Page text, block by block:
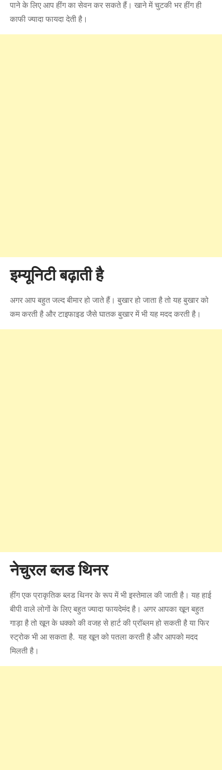
पाने के लिए आप हींग का सेवन कर सकते हैं। खाने में चुटकी भर हींग ही
काफी ज्यादा फायदा देती है।
इम्यूनिटी बढ़ाती है
अगर आप बहुत जल्द बीमार हो जाते हैं। बुखार हो जाता है तो यह बुखार को
कम करती है और टाइफाइड जैसे घातक बुखार में भी यह मदद करती है।
नेचुरल ब्लड थिनर
हींग एक प्राकृतिक ब्लड थिनर के रूप में भी इस्तेमाल की जाती है। यह हाई
बीपी वाले लोगों के लिए बहुत ज्यादा फायदेमंद है। अगर आपका खून बहुत
गाड़ा है तो खून के धक्को की वजह से हार्ट की प्रॉब्लम हो सकती है या फिर
स्ट्रोक भी आ सकता है. यह खून को पतला करती है और आपको मदद
मिलती है।